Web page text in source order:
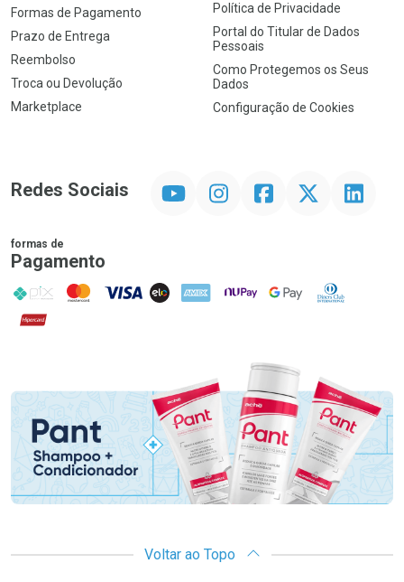
Formas de Pagamento
Prazo de Entrega
Reembolso
Troca ou Devolução
Marketplace
Política de Privacidade
Portal do Titular de Dados
Pessoais
Como Protegemos os Seus
Dados
Configuração de Cookies
Redes Sociais InstagramFacebookTwitter Linkedin
formas de
Pagamento
PIX MasterCard
VISA ELO AMEX NuPay Google PayDiners Club
Hipercard
Promoção em Destaque
Voltar ao Topo